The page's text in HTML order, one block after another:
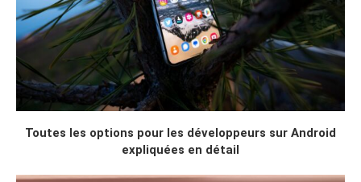
Toutes les options pour les développeurs sur Android
expliquées en détail